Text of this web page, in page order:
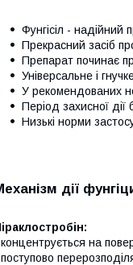
Фунгісіл - надійний
Прекрасний засіб
Препарат починає
Універсальне і
У рекомендованих
Період захисної дії
Низькі норми
дії
на